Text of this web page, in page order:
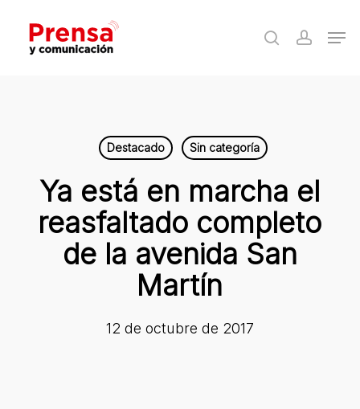
main
search
Destacado Sin categoría
Ya está en marcha el
reasfaltado completo
de la avenida San
Martín
12 de octubre de 2017